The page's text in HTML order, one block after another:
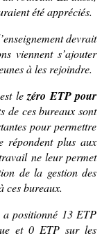
été appréciés.
devrait
viennent s’ajouter
à les rejoindre.
lezéroETP pour
de ces bureaux sont
pour permettre
répondent plus aux
ne leur permet
de la gestion des
ces bureaux.
positionné 13 ETP
et 0 ETP sur les